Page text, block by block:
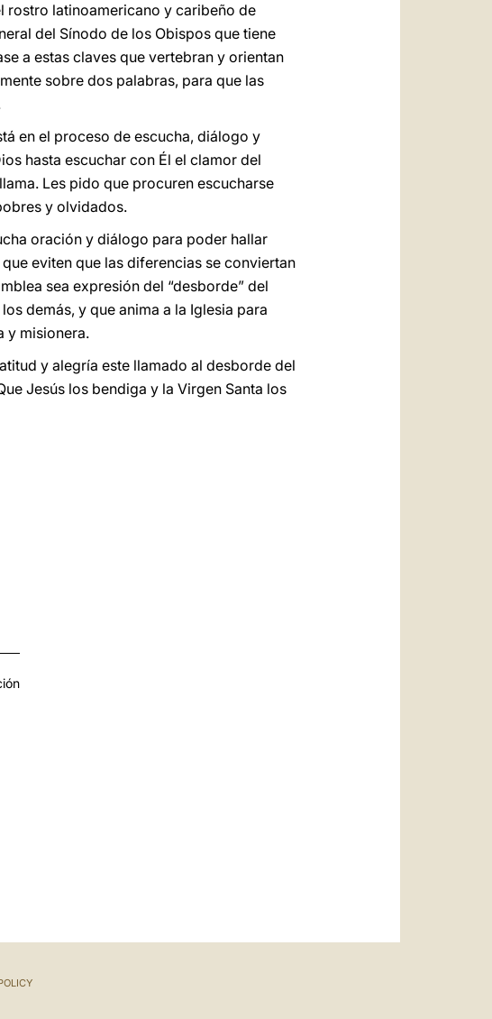
rostro latinoamericano y caribeño de
del Sínodo de los Obispos que tiene
a estas claves que vertebran y orientan
sobre dos palabras, para que las
en el proceso de escucha, diálogo y
hasta escuchar con Él el clamor del
Les pido que procuren escucharse
y olvidados.
oración y diálogo para poder hallar
eviten que las diferencias se conviertan
sea expresión del “desborde” del
demás, y que anima a la Iglesia para
y misionera.
y alegría este llamado al desborde del
Jesús los bendiga y la Virgen Santa los